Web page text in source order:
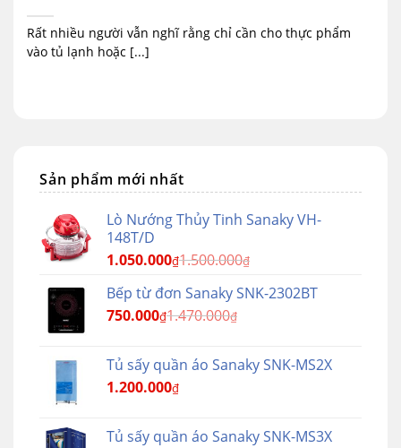
Rất nhiều người vẫn nghĩ rằng chỉ cần cho thực phẩm
vào tủ lạnh hoặc [...]
Sản phẩm mới nhất
Lò Nướng Thủy Tinh Sanaky VH-
148T/D
1.050.000₫1.500.000₫
Bếp từ đơn Sanaky SNK-2302BT
750.000₫1.470.000₫
Tủ sấy quần áo Sanaky SNK-MS2X
1.200.000₫
Tủ sấy quần áo Sanaky SNK-MS3X